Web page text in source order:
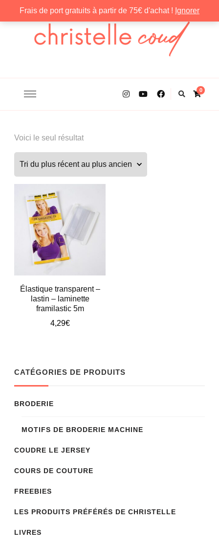
Frais de port gratuits à partir de 75€ d'achat ! Ignorer
0
Voici le seul résultat
Élastique transparent –
lastin – laminette
framilastic 5m
4,29€
CATÉGORIES DE PRODUITS
BRODERIE
MOTIFS DE BRODERIE MACHINE
COUDRE LE JERSEY
COURS DE COUTURE
FREEBIES
LES PRODUITS PRÉFÉRÉS DE CHRISTELLE
LIVRES